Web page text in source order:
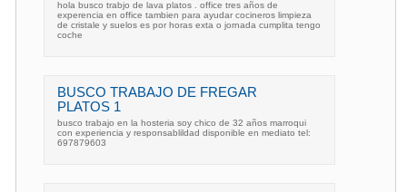
hola busco trabjo de lava platos . office tres años de
experencia en office tambien para ayudar cocineros limpieza
de cristale y suelos es por horas exta o jornada cumplita tengo
coche
BUSCO TRABAJO DE FREGAR
PLATOS 1
busco trabajo en la hosteria soy chico de 32 años marroqui
con experiencia y responsablildad disponible en mediato tel:
697879603